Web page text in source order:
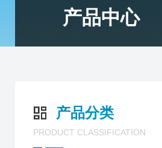
产品中心
产品分类
PRODUCT CLASSIFICATION